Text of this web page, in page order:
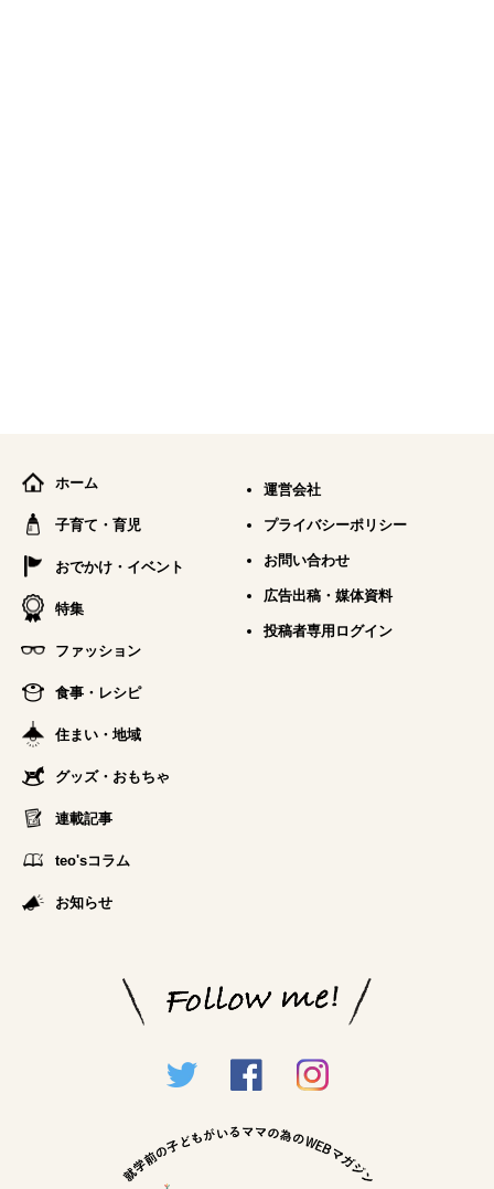
ホーム
子育て・育児
おでかけ・イベント
特集
ファッション
食事・レシピ
住まい・地域
グッズ・おもちゃ
連載記事
teo'sコラム
お知らせ
運営会社
プライバシーポリシー
お問い合わせ
広告出稿・媒体資料
投稿者専用ログイン